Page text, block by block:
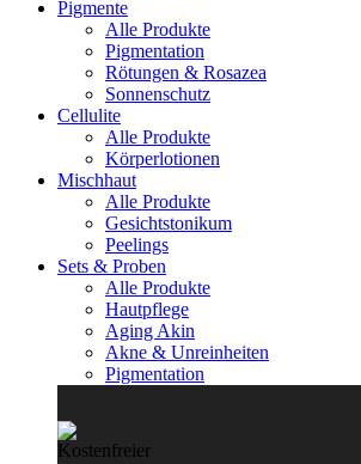
Pigmente
Alle Produkte
Pigmentation
Rötungen & Rosazea
Sonnenschutz
Cellulite
Alle Produkte
Körperlotionen
Mischhaut
Alle Produkte
Gesichtstonikum
Peelings
Sets & Proben
Alle Produkte
Hautpflege
Aging Akin
Akne & Unreinheiten
Pigmentation